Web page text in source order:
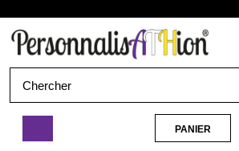
contenu
Ouvrir
le
menu
PANIER